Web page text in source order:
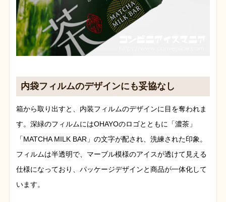
内袋フィルムのデザインにも妥協なし
箱から取り出すと、内装フィルムのデザインに目を奪われま
す。深緑のフィルムにはOHAYOのロゴとともに「濃茶」
「MATCHA MILK BAR」の文字が配され、洗練された印象。
フィルムは半透明で、マーブル模様のアイスが透けて見える
仕様になっており、パッケージデザインと商品が一体化して
います。